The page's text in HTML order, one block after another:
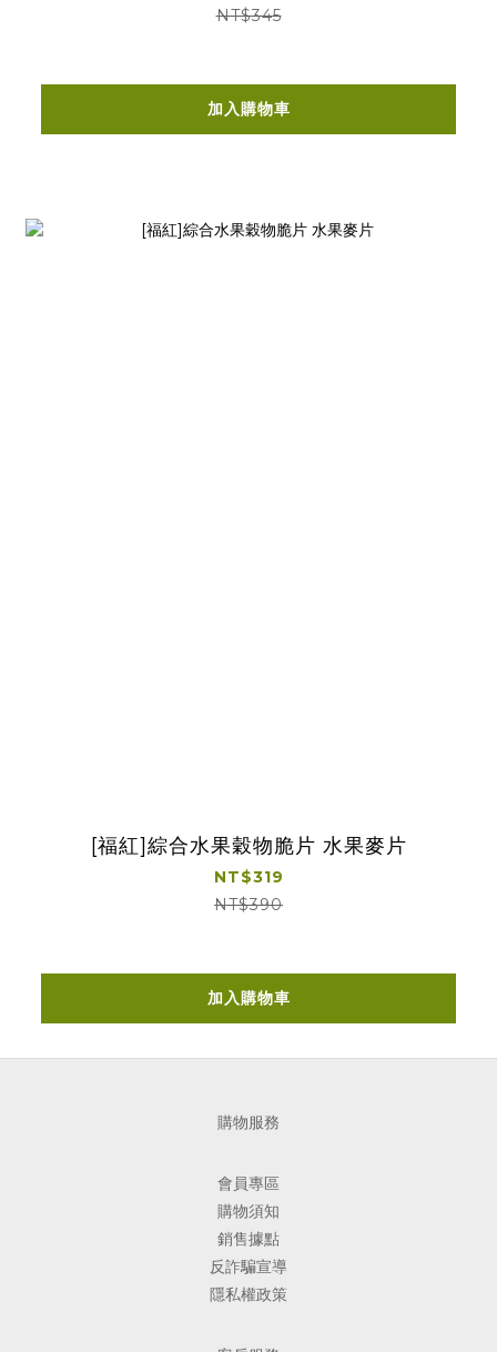
NT$345
加入購物車
[福紅]綜合水果穀物脆片 水果麥片
NT$319
NT$390
加入購物車
購物服務
會員專區
購物須知
銷售據點
反詐騙宣導
隱私權政策